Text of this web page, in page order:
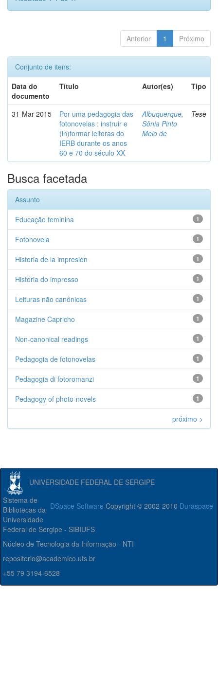
Anterior 1 Próximo
Conjunto de itens:
Data do
documento
Título Autor(es) Tipo
31-Mar-2015
Por uma pedagogia das
fotonovelas : instruir e
(in)formar leitoras do
IERB durante os anos
60 e 70 do século XX
Albuquerque,
Sônia Pinto
Melo de
Tese
Busca facetada
Assunto
1
Educação feminina
1
Fotonovela
1
Historia de la impresión
1
História do impresso
1
Leituras não canônicas
1
Magazine Capricho
1
Non-canonical readings
1
Pedagogia de fotonovelas
1
Pedagogia di fotoromanzi
1
Pedagogy of photo-novels
próximo >
UNIVERSIDADE FEDERAL DE SERGIPE
DSpace Software Copyright © 2002-2010 Duraspace
Sistema de
Bibliotecas da
Universidade
Federal de Sergipe - SIBIUFS
Núcleo de Tecnologia da Informação - NTI
repositorio@academico.ufs.br
+55 79 3194-6528